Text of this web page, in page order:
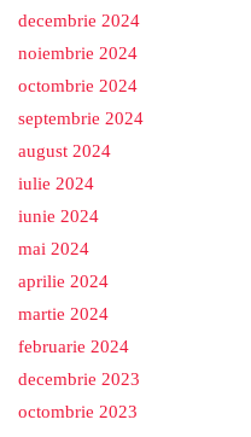
decembrie 2024
noiembrie 2024
octombrie 2024
septembrie 2024
august 2024
iulie 2024
iunie 2024
mai 2024
aprilie 2024
martie 2024
februarie 2024
decembrie 2023
octombrie 2023